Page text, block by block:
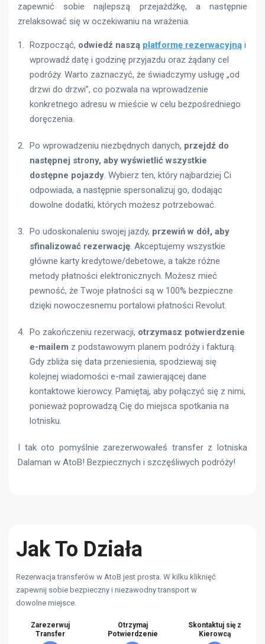
zapewnić sobie najlepszą przejażdżkę, a następnie
zrelaksować się w oczekiwaniu na wrażenia.
Rozpocząć, odwiedź naszą platformę rezerwacyjną i
wprowadź datę i godzinę przyjazdu oraz żądany cel
podróży. Warto zaznaczyć, że świadczymy usługę „od
drzwi do drzwi”, co pozwala na wprowadzenie
konkretnego adresu w mieście w celu bezpośredniego
doręczenia.
Po wprowadzeniu niezbędnych danych, przejdź do
następnej strony, aby wyświetlić wszystkie
dostępne pojazdy. Wybierz ten, który najbardziej Ci
odpowiada, a następnie spersonalizuj go, dodając
dowolne dodatki, których możesz potrzebować.
Po udoskonaleniu swojej jazdy, przewiń w dół, aby
sfinalizować rezerwację. Akceptujemy wszystkie
główne karty kredytowe/debetowe, a także różne
metody płatności elektronicznych. Możesz mieć
pewność, że Twoje płatności są w 100% bezpieczne
dzięki nowoczesnemu portalowi płatności Revolut.
Po zakończeniu rezerwacji, otrzymasz potwierdzenie
e-mailem z podstawowym planem podróży i fakturą.
Gdy zbliża się data przeniesienia, spodziewaj się
kolejnej wiadomości e-mail zawierającej dane
kontaktowe kierowcy. Pamiętaj, aby połączyć się z nimi,
ponieważ poprowadzą Cię do miejsca spotkania na
lotnisku.
I tak oto pomyślnie zarezerwowałeś transfer z lotniska
Dalaman w AtoB! Bezpiecznych i szczęśliwych podróży!
Jak To Działa
Rezerwacja transferów w AtoB jest prosta. W kilku kliknięć
zapewnij sobie bezpieczny i niezawodny transport w
dowolne miejsce.
Zarezerwuj
Transfer
Otrzymaj
Potwierdzenie
Skontaktuj się z
Kierowcą